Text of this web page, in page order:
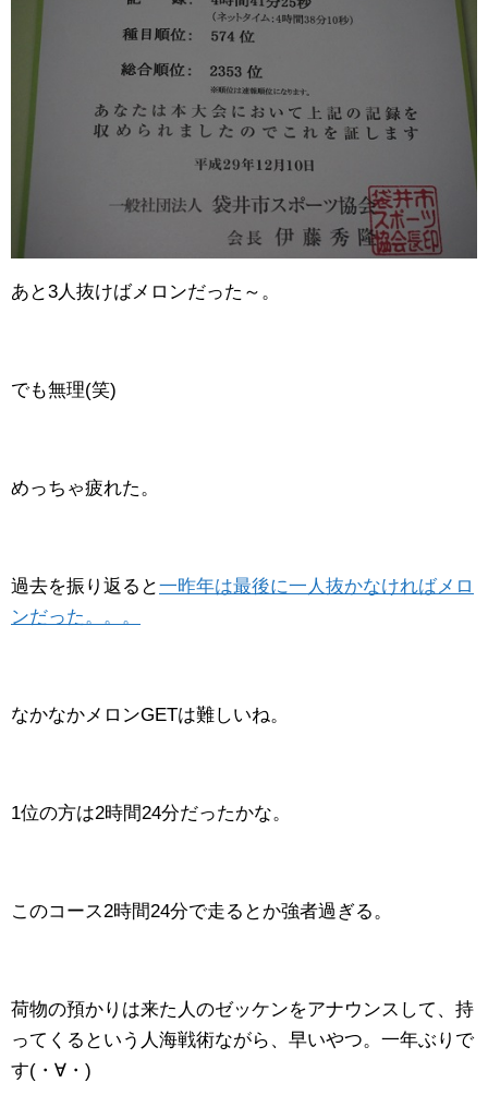
あと3人抜けばメロンだった～。
でも無理(笑)
めっちゃ疲れた。
過去を振り返ると一昨年は最後に一人抜かなければメロ
ンだった。。。
なかなかメロンGETは難しいね。
1位の方は2時間24分だったかな。
このコース2時間24分で走るとか強者過ぎる。
荷物の預かりは来た人のゼッケンをアナウンスして、持
ってくるという人海戦術ながら、早いやつ。一年ぶりで
す(・∀・)